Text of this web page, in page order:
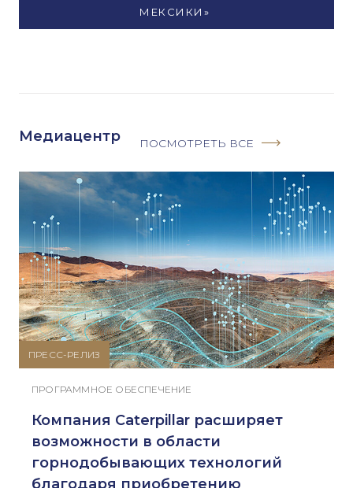
МЕКСИКИ»
Медиацентр ПОСМОТРЕТЬ ВСЕ
ПРЕСС-РЕЛИЗ
ПРОГРАММНОЕ ОБЕСПЕЧЕНИЕ
Компания Caterpillar расширяет
возможности в области
горнодобывающих технологий
благодаря приобретению